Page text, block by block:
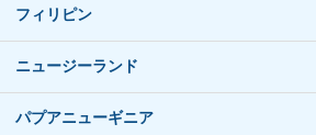
フィリピン
ニュージーランド
パプアニューギニア